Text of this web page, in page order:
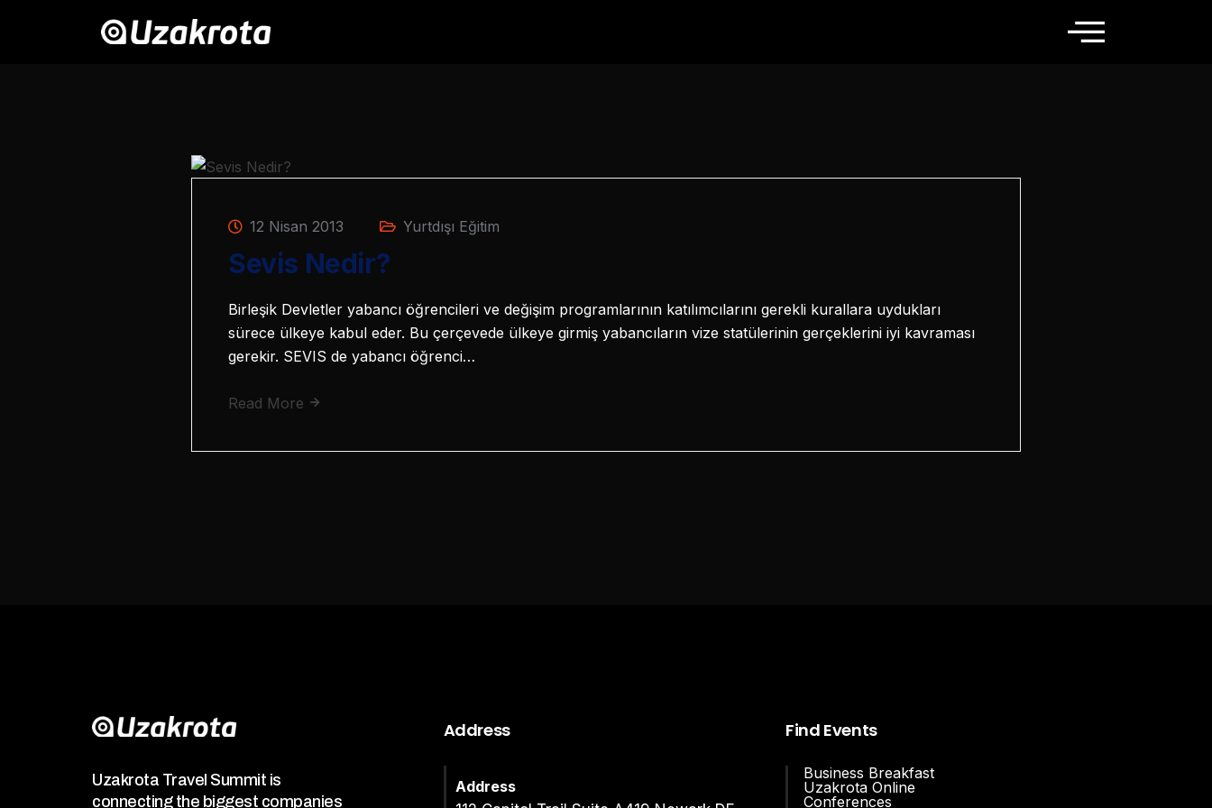
12 Nisan 2013 Yurtdışı Eğitim
Sevis Nedir?
Birleşik Devletler yabancı öğrencileri ve değişim programlarının katılımcılarını gerekli kurallara uydukları
sürece ülkeye kabul eder. Bu çerçevede ülkeye girmiş yabancıların vize statülerinin gerçeklerini iyi kavraması
gerekir. SEVIS de yabancı öğrenci…
Read More
Uzakrota Travel Summit is
connecting the biggest companies
Address
Address
Find Events
Business Breakfast
Uzakrota Online
Conferences